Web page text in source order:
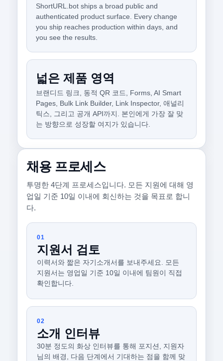
ShortURL.bot ships a broad public and
authenticated product surface. Every change
you ship reaches production within days, and
you see the results.
넓은 제품 영역
브랜디드 링크, 동적 QR 코드, Forms, AI Smart
Pages, Bulk Link Builder, Link Inspector, 애널리
틱스, 그리고 공개 API까지. 본인에게 가장 잘 맞
는 방향으로 성장할 여지가 있습니다.
채용 프로세스
투명한 4단계 프로세스입니다. 모든 지원에 대해 영
업일 기준 10일 이내에 회신하는 것을 목표로 합니
다.
01
지원서 검토
이력서와 짧은 자기소개서를 보내주세요. 모든
지원서는 영업일 기준 10일 이내에 팀원이 직접
확인합니다.
02
소개 인터뷰
30분 정도의 화상 인터뷰를 통해 포지션, 지원자
님의 배경, 다음 단계에서 기대하는 점을 함께 맞